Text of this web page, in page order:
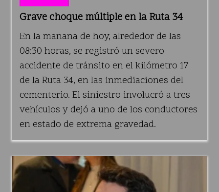
Grave choque múltiple en la Ruta 34
En la mañana de hoy, alrededor de las
08:30 horas, se registró un severo
accidente de tránsito en el kilómetro 17
de la Ruta 34, en las inmediaciones del
cementerio. El siniestro involucró a tres
vehículos y dejó a uno de los conductores
en estado de extrema gravedad.